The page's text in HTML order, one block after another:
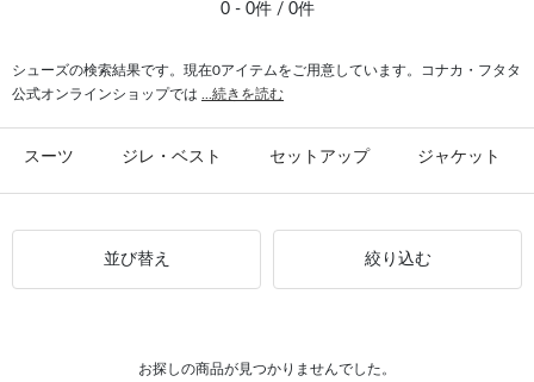
0 - 0件 / 0件
シューズの検索結果です。現在0アイテムをご用意しています。コナカ・フタタ
公式オンラインショップでは
...続きを読む
スーツ ジレ・ベスト セットアップ ジャケット
並び替え 絞り込む
お探しの商品が見つかりませんでした。